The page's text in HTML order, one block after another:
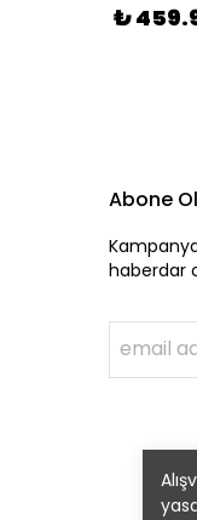
₺
Abone
haberdar